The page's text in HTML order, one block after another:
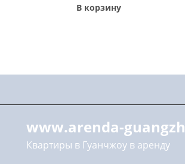
В корзину
www.arenda-
Квартиры в Гуанчжоу в аренду